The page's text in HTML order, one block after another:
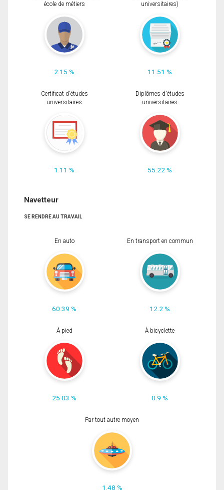
école de métiers
2.15 %
universitaires)
11.51 %
Certificat d'études
universitaires
1.11 %
Diplômes d'études
universitaires
55.22 %
Navetteur
SE RENDRE AU TRAVAIL
En auto
60.39 %
En transport en commun
12.2 %
À pied
25.03 %
À bicyclette
0.9 %
Par tout autre moyen
1.48 %